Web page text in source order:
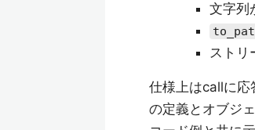
文字列
ストリ
仕様上はcallに応
の定義とオブジ